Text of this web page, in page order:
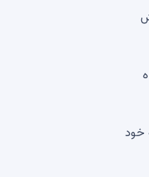
درصد از زیان را به خود